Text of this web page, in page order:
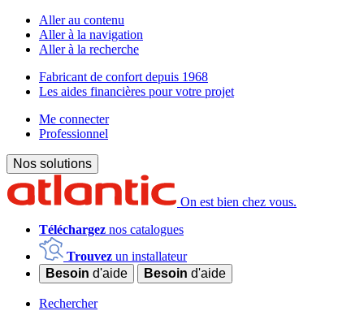
Aller au contenu
Aller à la navigation
Aller à la recherche
Fabricant de confort depuis 1968
Les aides financières pour votre projet
Me connecter
Professionnel
Nos solutions
On est bien chez vous.
Téléchargez nos catalogues
Trouvez un installateur
Besoin d'aide Besoin d'aide
Rechercher